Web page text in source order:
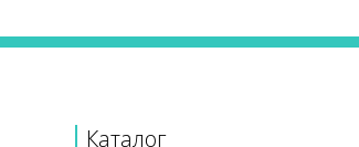
Каталог